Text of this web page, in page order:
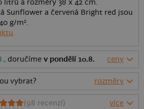
litrů a rozměry 38 x 42 cm.
Sunflower a červená Bright red jsou
g/m².
doručímev pondělí 10.8. ceny
vybrat? rozměry
(98 recenzí) více